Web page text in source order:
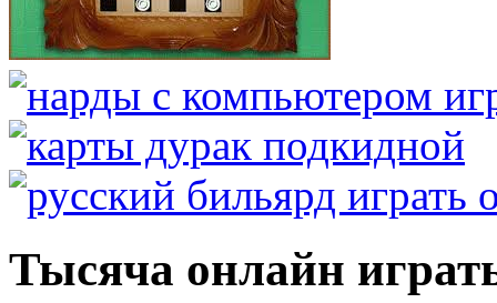
Тысяча онлайн